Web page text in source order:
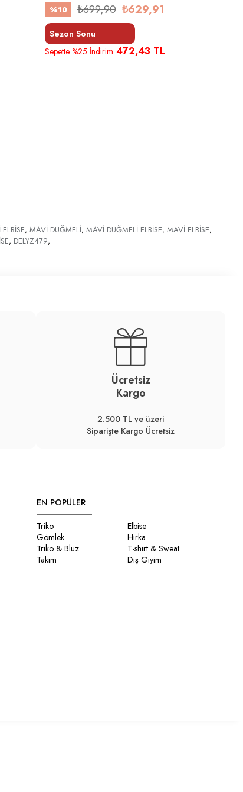
%10 ₺629,91
₺699,90
Sezon Sonu
Sepette %25 İndirim 472,43 TL
, MAVİ DÜĞMELİ, MAVİ DÜĞMELİ ELBİSE, MAVİ ELBİSE,
, DELYZ479,
Ücretsiz
Kargo
2.500 TL ve üzeri
Siparişte Kargo Ücretsiz
EN POPÜLER
Triko
Elbise
Gömlek
Hırka
Triko & Bluz
T-shirt & Sweat
Takım
Dış Giyim